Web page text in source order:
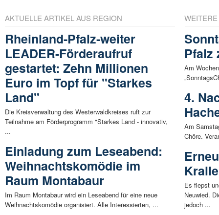
AKTUELLE ARTIKEL AUS REGION
Rheinland-Pfalz-weiter
LEADER-Förderaufruf
gestartet: Zehn Millionen
Euro im Topf für "Starkes
Land"
Die Kreisverwaltung des Westerwaldkreises ruft zur
Teilnahme am Förderprogramm "Starkes Land - innovativ,
...
Einladung zum Leseabend:
Weihnachtskomödie im
Raum Montabaur
Im Raum Montabaur wird ein Leseabend für eine neue
Weihnachtskomödie organisiert. Alle Interessierten, ...
Pfalz
Am
4.
Am
Chöre.
Es fiepst
Neuwied.
jedoch ...